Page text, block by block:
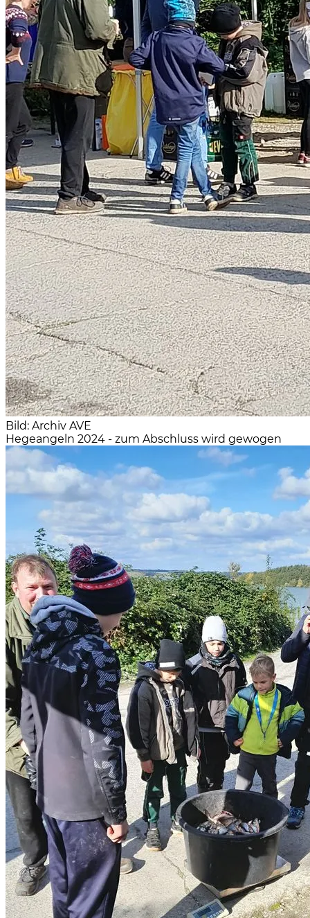
Bild: Archiv AVE
Hegeangeln 2024 - zum Abschluss wird gewogen